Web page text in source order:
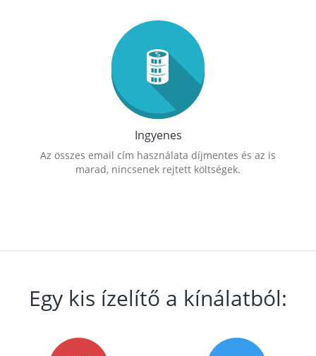
Ingyenes
Az összes email cím használata díjmentes és az is
marad, nincsenek rejtett költségek.
Egy kis ízelítő a kínálatból: